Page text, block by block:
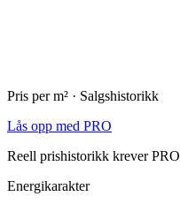
Pris per m² · Salgshistorikk
Lås opp med PRO
Reell prishistorikk krever PRO
Energikarakter